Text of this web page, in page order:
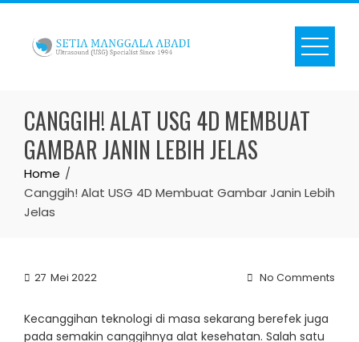
Skip
content
CANGGIH! ALAT USG 4D MEMBUAT
GAMBAR JANIN LEBIH JELAS
Home
Canggih! Alat USG 4D Membuat Gambar Janin Lebih
Jelas
27 Mei 2022 No Comments
Kecanggihan teknologi di masa sekarang berefek juga
pada semakin canggihnya alat kesehatan. Salah satu